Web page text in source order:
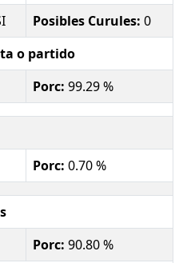
Posibles Curules: 0
o partido
Porc: 99.29 %
Porc: 0.70 %
Porc: 90.80 %